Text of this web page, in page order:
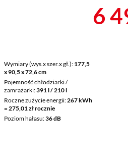
Wymiary (wys.x szer.x gł.) 177,5
x 90,5 x 72,6 cm
Pojemność chłodziarki /
zamrażarki 391 l / 210 l
Roczne zużycie energii 267 kWh
= 275,01 zł rocznie
Poziom hałasu 36 dB
6